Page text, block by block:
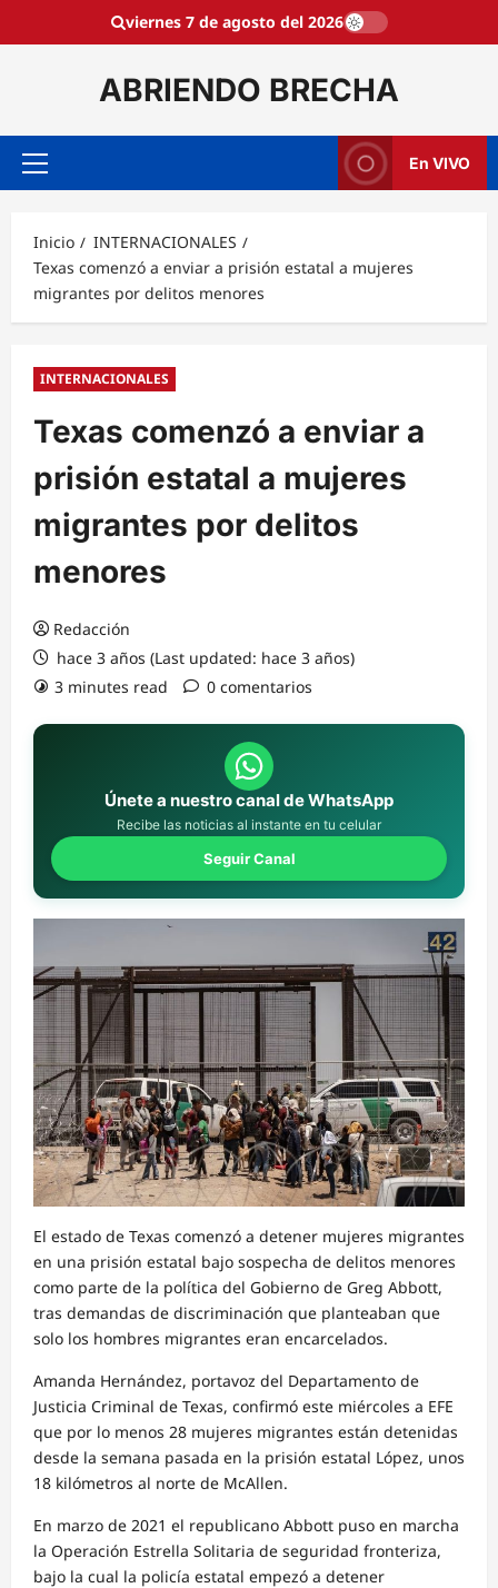
viernes 7 de agosto del 2026
ABRIENDO BRECHA
Menú
En VIVO
Inicio
INTERNACIONALES
Texas comenzó a enviar a prisión estatal a mujeres
migrantes por delitos menores
INTERNACIONALES
Texas comenzó a enviar a
prisión estatal a mujeres
migrantes por delitos
menores
Redacción
hace 3 años (Last updated: hace 3 años)
3 minutes read
0 comentarios
Únete a nuestro canal de WhatsApp
Recibe las noticias al instante en tu celular
Seguir Canal
El estado de Texas comenzó a detener mujeres migrantes
en una prisión estatal bajo sospecha de delitos menores
como parte de la política del Gobierno de Greg Abbott,
tras demandas de discriminación que planteaban que
solo los hombres migrantes eran encarcelados.
Amanda Hernández, portavoz del Departamento de
Justicia Criminal de Texas, confirmó este miércoles a EFE
que por lo menos 28 mujeres migrantes están detenidas
desde la semana pasada en la prisión estatal López, unos
18 kilómetros al norte de McAllen.
En marzo de 2021 el republicano Abbott puso en marcha
la Operación Estrella Solitaria de seguridad fronteriza,
bajo la cual la policía estatal empezó a detener